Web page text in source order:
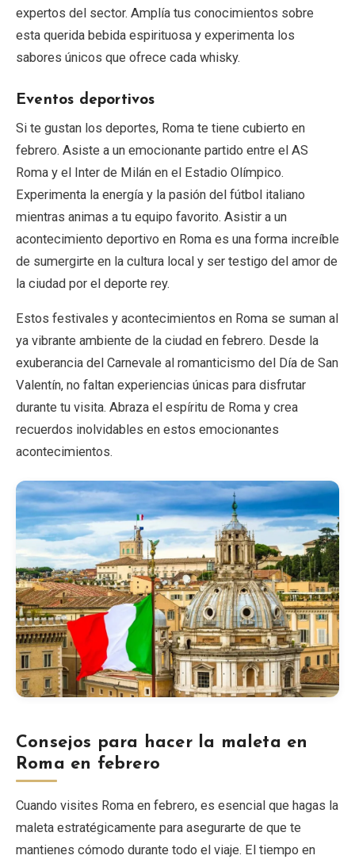
expertos del sector. Amplía tus conocimientos sobre
esta querida bebida espirituosa y experimenta los
sabores únicos que ofrece cada whisky.
Eventos deportivos
Si te gustan los deportes, Roma te tiene cubierto en
febrero. Asiste a un emocionante partido entre el AS
Roma y el Inter de Milán en el Estadio Olímpico.
Experimenta la energía y la pasión del fútbol italiano
mientras animas a tu equipo favorito. Asistir a un
acontecimiento deportivo en Roma es una forma increíble
de sumergirte en la cultura local y ser testigo del amor de
la ciudad por el deporte rey.
Estos festivales y acontecimientos en Roma se suman al
ya vibrante ambiente de la ciudad en febrero. Desde la
exuberancia del Carnevale al romanticismo del Día de San
Valentín, no faltan experiencias únicas para disfrutar
durante tu visita. Abraza el espíritu de Roma y crea
recuerdos inolvidables en estos emocionantes
acontecimientos.
Consejos para hacer la maleta en
Roma en febrero
Cuando visites Roma en febrero, es esencial que hagas la
maleta estratégicamente para asegurarte de que te
mantienes cómodo durante todo el viaje. El tiempo en